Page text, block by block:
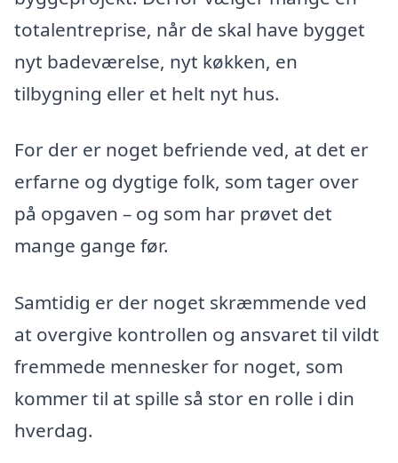
totalentreprise, når de skal have bygget
nyt badeværelse, nyt køkken, en
tilbygning eller et helt nyt hus.
For der er noget befriende ved, at det er
erfarne og dygtige folk, som tager over
på opgaven – og som har prøvet det
mange gange før.
Samtidig er der noget skræmmende ved
at overgive kontrollen og ansvaret til vildt
fremmede mennesker for noget, som
kommer til at spille så stor en rolle i din
hverdag.